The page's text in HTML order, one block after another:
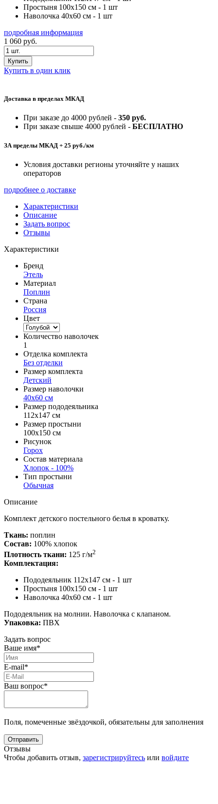
Простыня 100х150 см - 1 шт
Наволочка 40х60 см - 1 шт
подробная информация
1 060 руб.
Купить
Купить в один клик
Доставка в пределах МКАД
При заказе до 4000 рублей - 350 руб.
При заказе свыше 4000 рублей - БЕСПЛАТНО
ЗА пределы МКАД + 25 руб./км
Условия доставки регионы уточняйте у наших
операторов
подробнее о доставке
Характеристики
Описание
Задать вопрос
Отзывы
Характеристики
Бренд
Этель
Материал
Поплин
Страна
Россия
Цвет
Количество наволочек
1
Отделка комплекта
Без отделки
Размер комплекта
Детский
Размер наволочки
40х60 см
Размер пододеяльника
112х147 см
Размер простыни
100х150 см
Рисунок
Горох
Состав материала
Хлопок - 100%
Тип простыни
Обычная
Описание
Комплект детского постельного белья в кроватку.
Ткань: поплин
Состав: 100% хлопок
Плотность ткани: 125 г/м2
Комплектация:
Пододеяльник 112х147 см - 1 шт
Простыня 100х150 см - 1 шт
Наволочка 40х60 см - 1 шт
Пододеяльник на молнии. Наволочка с клапаном.
Упаковка: ПВХ
Задать вопрос
Ваше имя*
E-mail*
Ваш вопрос*
Поля, помеченные звёздочкой, обязательны для заполнения
Отзывы
Чтобы добавить отзыв, зарегистрируйтесь или войдите